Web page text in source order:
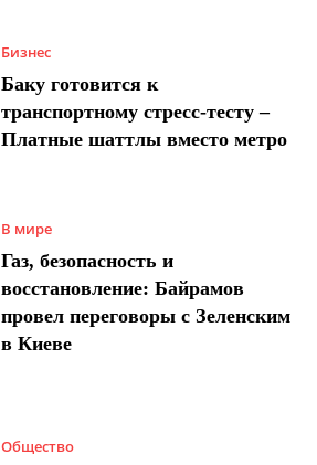
Бизнес
Баку готовится к
транспортному стресс-тесту –
Платные шаттлы вместо метро
В мире
Газ, безопасность и
восстановление: Байрамов
провел переговоры с Зеленским
в Киеве
Общество